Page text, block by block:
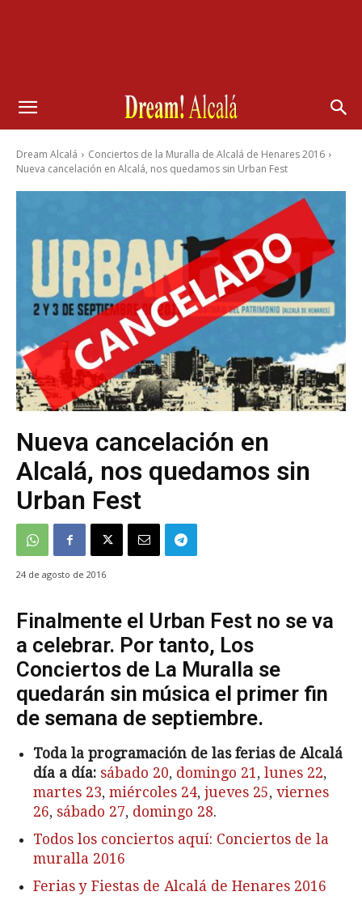
Dream Alcalá
Conciertos de la Muralla de Alcalá de Henares 2016
Nueva cancelación en Alcalá, nos quedamos sin Urban Fest
Nueva cancelación en
Alcalá, nos quedamos sin
Urban Fest
24 de agosto de 2016
Finalmente el Urban Fest no se va
a celebrar. Por tanto, Los
Conciertos de La Muralla se
quedarán sin música el primer fin
de semana de septiembre.
Toda la programación de las ferias de Alcalá
día a día: sábado 20, domingo 21, lunes 22,
martes 23, miércoles 24, jueves 25, viernes
26, sábado 27, domingo 28.
Todos los conciertos aquí: Conciertos de la
muralla 2016
Ferias y Fiestas de Alcalá de Henares 2016